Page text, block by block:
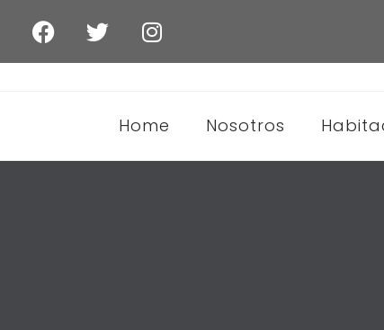
Home Nosotros